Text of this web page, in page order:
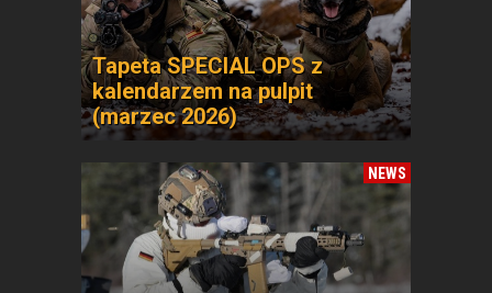
Tapeta SPECIAL OPS z
kalendarzem na pulpit
(marzec 2026)
NEWS